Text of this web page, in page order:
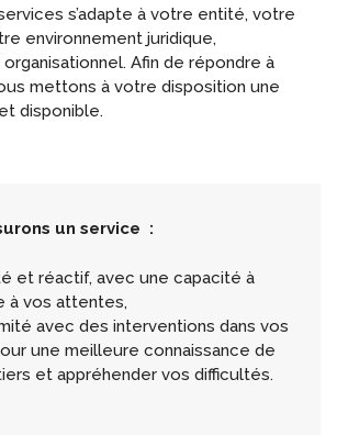
s’adapte à votre entité, votre
environnement juridique,
Afin de répondre à
mettons à votre disposition une
disponible.​
un service :​
et réactif, avec une capacité à
à vos attentes,​
avec des interventions dans vos
une meilleure connaissance de
et appréhender vos difficultés.